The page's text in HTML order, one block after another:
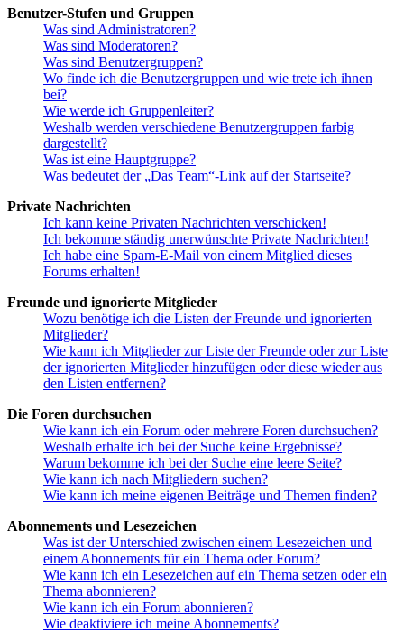
Benutzer-Stufen und Gruppen
Was sind Administratoren?
Was sind Moderatoren?
Was sind Benutzergruppen?
Wo finde ich die Benutzergruppen und wie trete ich ihnen
bei?
Wie werde ich Gruppenleiter?
Weshalb werden verschiedene Benutzergruppen farbig
dargestellt?
Was ist eine Hauptgruppe?
Was bedeutet der „Das Team“-Link auf der Startseite?
Private Nachrichten
Ich kann keine Privaten Nachrichten verschicken!
Ich bekomme ständig unerwünschte Private Nachrichten!
Ich habe eine Spam-E-Mail von einem Mitglied dieses
Forums erhalten!
Freunde und ignorierte Mitglieder
Wozu benötige ich die Listen der Freunde und ignorierten
Mitglieder?
Wie kann ich Mitglieder zur Liste der Freunde oder zur Liste
der ignorierten Mitglieder hinzufügen oder diese wieder aus
den Listen entfernen?
Die Foren durchsuchen
Wie kann ich ein Forum oder mehrere Foren durchsuchen?
Weshalb erhalte ich bei der Suche keine Ergebnisse?
Warum bekomme ich bei der Suche eine leere Seite?
Wie kann ich nach Mitgliedern suchen?
Wie kann ich meine eigenen Beiträge und Themen finden?
Abonnements und Lesezeichen
Was ist der Unterschied zwischen einem Lesezeichen und
einem Abonnements für ein Thema oder Forum?
Wie kann ich ein Lesezeichen auf ein Thema setzen oder ein
Thema abonnieren?
Wie kann ich ein Forum abonnieren?
Wie deaktiviere ich meine Abonnements?